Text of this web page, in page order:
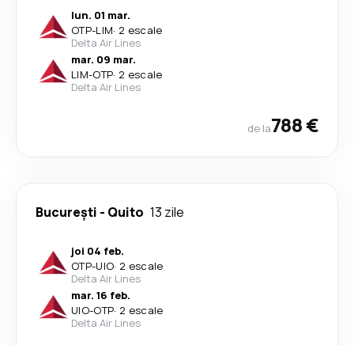
lun. 01 mar.
OTP-LIM· 2 escale
Delta Air Lines
mar. 09 mar.
LIM-OTP· 2 escale
Delta Air Lines
de la788 €
București - Quito 13 zile
joi 04 feb.
OTP-UIO· 2 escale
Delta Air Lines
mar. 16 feb.
UIO-OTP· 2 escale
Delta Air Lines